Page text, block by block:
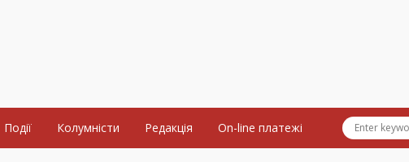
Події Колумністи Редакція On-line платежі